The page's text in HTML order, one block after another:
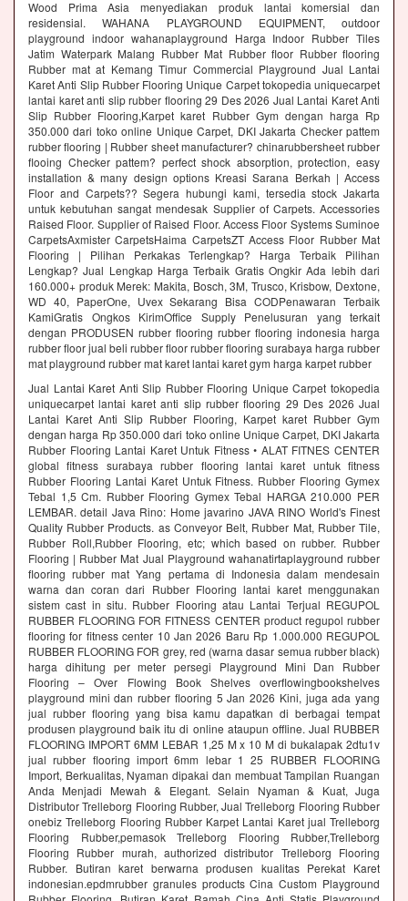
Wood Prima Asia menyediakan produk lantai komersial dan
residensial. WAHANA PLAYGROUND EQUIPMENT, outdoor
playground indoor wahanaplayground Harga Indoor Rubber Tiles
Jatim Waterpark Malang Rubber Mat Rubber floor Rubber flooring
Rubber mat at Kemang Timur Commercial Playground Jual Lantai
Karet Anti Slip Rubber Flooring Unique Carpet tokopedia uniquecarpet
lantai karet anti slip rubber flooring 29 Des 2026 Jual Lantai Karet Anti
Slip Rubber Flooring,Karpet karet Rubber Gym dengan harga Rp
350.000 dari toko online Unique Carpet, DKI Jakarta Checker pattem
rubber flooring | Rubber sheet manufacturer? chinarubbersheet rubber
flooing Checker pattem? perfect shock absorption, protection, easy
installation & many design options Kreasi Sarana Berkah | Access
Floor and Carpets?? Segera hubungi kami, tersedia stock Jakarta
untuk kebutuhan sangat mendesak Supplier of Carpets. Accessories
Raised Floor. Supplier of Raised Floor. Access Floor Systems Suminoe
CarpetsAxmister CarpetsHaima CarpetsZT Access Floor Rubber Mat
Flooring | Pilihan Perkakas Terlengkap? Harga Terbaik Pilihan
Lengkap? Jual Lengkap Harga Terbaik Gratis Ongkir Ada lebih dari
160.000+ produk Merek: Makita, Bosch, 3M, Trusco, Krisbow, Dextone,
WD 40, PaperOne, Uvex Sekarang Bisa CODPenawaran Terbaik
KamiGratis Ongkos KirimOffice Supply Penelusuran yang terkait
dengan PRODUSEN rubber flooring rubber flooring indonesia harga
rubber floor jual beli rubber floor rubber flooring surabaya harga rubber
mat playground rubber mat karet lantai karet gym harga karpet rubber
Jual Lantai Karet Anti Slip Rubber Flooring Unique Carpet tokopedia
uniquecarpet lantai karet anti slip rubber flooring 29 Des 2026 Jual
Lantai Karet Anti Slip Rubber Flooring, Karpet karet Rubber Gym
dengan harga Rp 350.000 dari toko online Unique Carpet, DKI Jakarta
Rubber Flooring Lantai Karet Untuk Fitness • ALAT FITNES CENTER
global fitness surabaya rubber flooring lantai karet untuk fitness
Rubber Flooring Lantai Karet Untuk Fitness. Rubber Flooring Gymex
Tebal 1,5 Cm. Rubber Flooring Gymex Tebal HARGA 210.000 PER
LEMBAR. detail Java Rino: Home javarino JAVA RINO World's Finest
Quality Rubber Products. as Conveyor Belt, Rubber Mat, Rubber Tile,
Rubber Roll,Rubber Flooring, etc; which based on rubber. Rubber
Flooring | Rubber Mat Jual Playground wahanatirtaplayground rubber
flooring rubber mat Yang pertama di Indonesia dalam mendesain
warna dan coran dari Rubber Flooring lantai karet menggunakan
sistem cast in situ. Rubber Flooring atau Lantai Terjual REGUPOL
RUBBER FLOORING FOR FITNESS CENTER product regupol rubber
flooring for fitness center 10 Jan 2026 Baru Rp 1.000.000 REGUPOL
RUBBER FLOORING FOR grey, red (warna dasar semua rubber black)
harga dihitung per meter persegi Playground Mini Dan Rubber
Flooring – Over Flowing Book Shelves overflowingbookshelves
playground mini dan rubber flooring 5 Jan 2026 Kini, juga ada yang
jual rubber flooring yang bisa kamu dapatkan di berbagai tempat
produsen playground baik itu di online ataupun offline. Jual RUBBER
FLOORING IMPORT 6MM LEBAR 1,25 M x 10 M di bukalapak 2dtu1v
jual rubber flooring import 6mm lebar 1 25 RUBBER FLOORING
Import, Berkualitas, Nyaman dipakai dan membuat Tampilan Ruangan
Anda Menjadi Mewah & Elegant. Selain Nyaman & Kuat, Juga
Distributor Trelleborg Flooring Rubber, Jual Trelleborg Flooring Rubber
onebiz Trelleborg Flooring Rubber Karpet Lantai Karet jual Trelleborg
Flooring Rubber,pemasok Trelleborg Flooring Rubber,Trelleborg
Flooring Rubber murah, authorized distributor Trelleborg Flooring
Rubber. Butiran karet berwarna produsen kualitas Perekat Karet
indonesian.epdmrubber granules products Cina Custom Playground